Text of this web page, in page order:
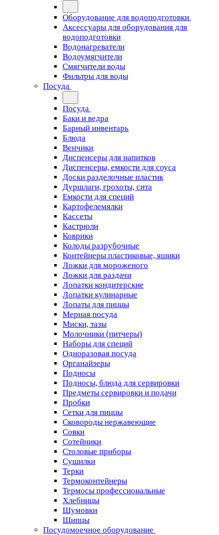
Оборудование для водоподготовки
Аксессуары для оборудования для
водоподготовки
Водонагреватели
Водоумягчители
Смягчители воды
Фильтры для воды
Посуда
Посуда
Баки и ведра
Барный инвентарь
Блюда
Венчики
Диспенсеры для напитков
Диспенсеры, емкости для соуса
Доски разделочные пластик
Дуршлаги, грохоты, сита
Емкости для специй
Картофелемялки
Кассеты
Кастрюли
Коврики
Колоды разрубочные
Контейнеры пластиковые, ящики
Ложки для мороженого
Ложки для раздачи
Лопатки кондитерские
Лопатки кулинарные
Лопаты для пиццы
Мерная посуда
Миски, тазы
Молочники (питчеры)
Наборы для специй
Одноразовая посуда
Органайзеры
Подносы
Подносы, блюда для сервировки
Предметы сервировки и подачи
Пробки
Сетки для пиццы
Сковороды нержавеющие
Совки
Сотейники
Столовые приборы
Сушилки
Терки
Термоконтейнеры
Термосы профессиональные
Хлебницы
Шумовки
Щипцы
Посудомоечное оборудование